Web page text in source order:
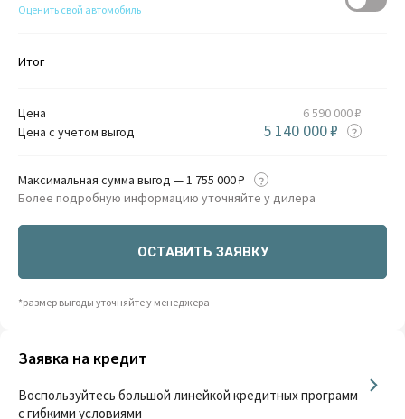
Оценить свой автомобиль
Итог
Цена
6 590 000 ₽
Цена с учетом выгод
5 140 000 ₽
Максимальная сумма выгод — 1 755 000 ₽
Более подробную информацию уточняйте у дилера
ОСТАВИТЬ ЗАЯВКУ
*размер выгоды уточняйте у менеджера
Заявка на кредит
Воспользуйтесь большой линейкой кредитных программ
с гибкими условиями